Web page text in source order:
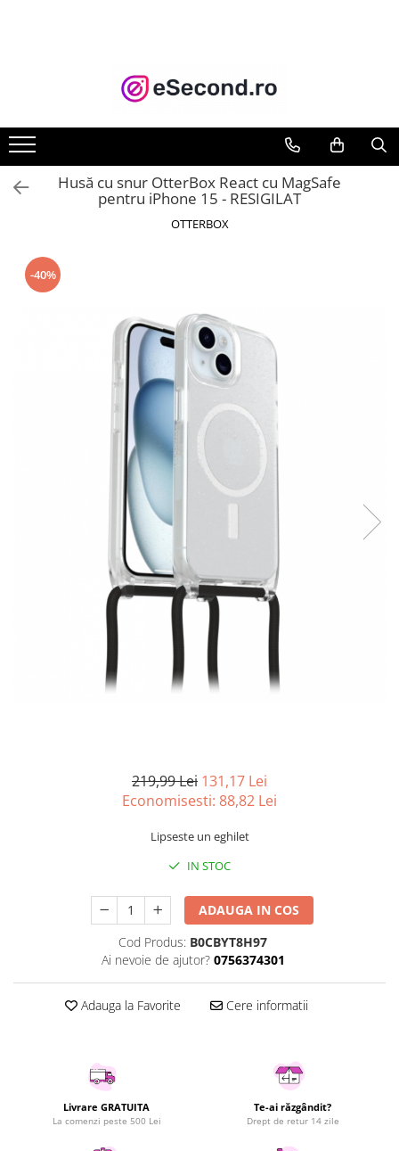
Accesorii Auto
Anvelope & Jante
Covorase auto
Echipamente pentru Atelier
Moto
Reparatii si echipamente auto
Casa, Gradina & Bricolaj
Bucatarie & Servire
Curatenie si intretinere
Iluminat & Electrice
Kit-uri automatizari porti si usi
Mobila gradina & terasa
Mobila Living & Dining
Organizare si depozitare
Utilaje si materiale de constructii
Laptop, Tablete & Telefoane
Accesorii tablete
Laptopuri si Accesorii
Telefoane Mobile & accesorii
Wearable & Gadgeturi
Electrocasnice & Climatizare
Accesorii si piese masini spalat
Aparate Frigorifice
Aparate Racire Aer
Husă cu snur OtterBox React cu MagSafe
pentru iPhone 15 - RESIGILAT
OTTERBOX
-40%
219,99 Lei 131,17 Lei
Economisesti: 88,82 Lei
Lipseste un eghilet
IN STOC
ADAUGA IN COS
Cod Produs: B0CBYT8H97
Ai nevoie de ajutor? 0756374301
Adauga la Favorite Cere informatii
Livrare GRATUITA
La comenzi peste 500 Lei
Te-ai răzgândit?
Drept de retur 14 zile